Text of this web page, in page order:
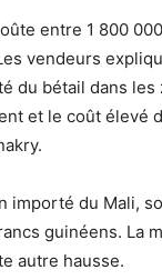
entre 1 800
vendeurs
du bétail dans les
et le coût élevé
importé du Mali,
guinéens. La
autre hausse.